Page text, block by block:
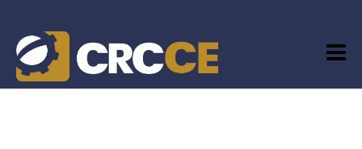
content